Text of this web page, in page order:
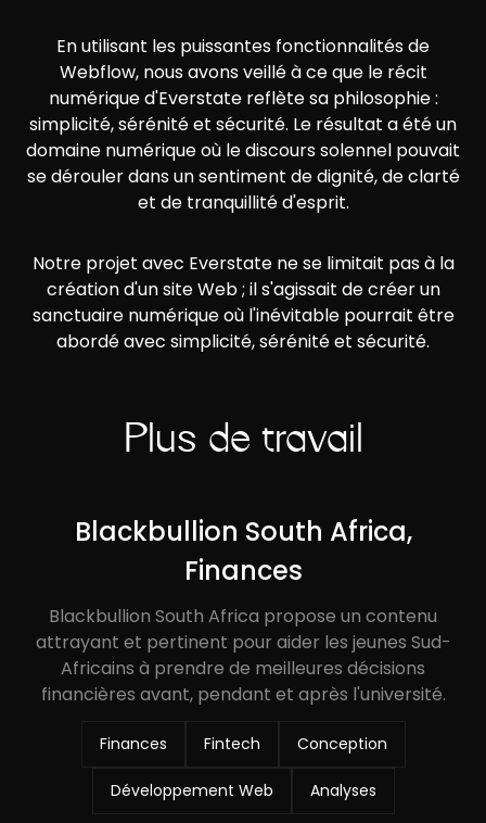
En utilisant les puissantes fonctionnalités de
Webflow, nous avons veillé à ce que le récit
numérique d'Everstate reflète sa philosophie :
simplicité, sérénité et sécurité. Le résultat a été un
domaine numérique où le discours solennel pouvait
se dérouler dans un sentiment de dignité, de clarté
et de tranquillité d'esprit.
Notre projet avec Everstate ne se limitait pas à la
création d'un site Web ; il s'agissait de créer un
sanctuaire numérique où l'inévitable pourrait être
abordé avec simplicité, sérénité et sécurité.
Plus de travail
Blackbullion South Africa,
Finances
Blackbullion South Africa propose un contenu
attrayant et pertinent pour aider les jeunes Sud-
Africains à prendre de meilleures décisions
financières avant, pendant et après l'université.
Finances Fintech Conception
Développement Web Analyses